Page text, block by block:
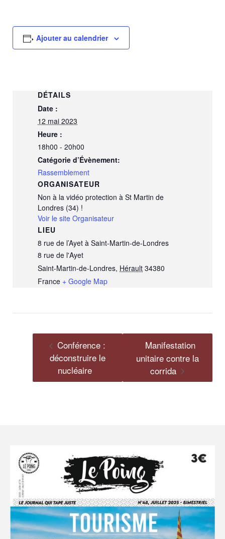
Ajouter au calendrier
DÉTAILS
Date :
12 mai 2023
Heure :
18h00 - 20h00
Catégorie d’Évènement:
Rassemblement
LIEU
8 rue de l’Ayet à Saint-Martin-de-Londres
8 rue de l'Ayet
Saint-Martin-de-Londres, Hérault 34380
France + Google Map
ORGANISATEUR
Non à la vidéo protection à St Martin de
Londres (34) !
Voir le site Organisateur
Conférence :
déconstruire le
nucléaire
Manifestation
unitaire contre la
corrida